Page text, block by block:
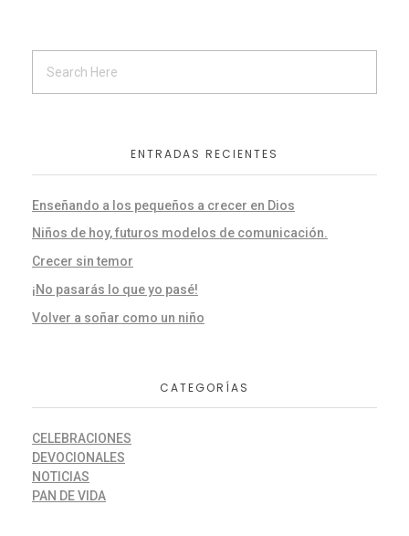
ENTRADAS RECIENTES
Enseñando a los pequeños a crecer en Dios
Niños de hoy, futuros modelos de comunicación.
Crecer sin temor
¡No pasarás lo que yo pasé!
Volver a soñar como un niño
CATEGORÍAS
CELEBRACIONES
DEVOCIONALES
NOTICIAS
PAN DE VIDA